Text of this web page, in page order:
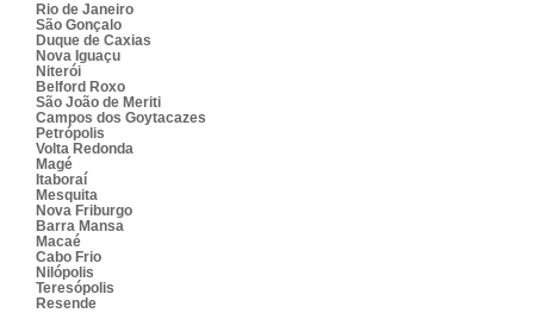
Rio de Janeiro
São Gonçalo
Duque de Caxias
Nova Iguaçu
Niterói
Belford Roxo
São João de Meriti
Campos dos Goytacazes
Petrópolis
Volta Redonda
Magé
Itaboraí
Mesquita
Nova Friburgo
Barra Mansa
Macaé
Cabo Frio
Nilópolis
Teresópolis
Resende